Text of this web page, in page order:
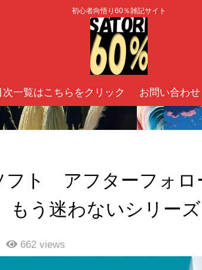
初心者向悟り60％雑記サイト
一覧はこちらをクリック お問い合わせ
フト アフターフォ
う迷わないシリーズ
662 views